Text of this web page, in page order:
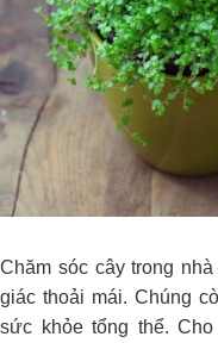
Chăm sóc cây trong
giác thoải mái. Chúng
sức khỏe tổng thể.